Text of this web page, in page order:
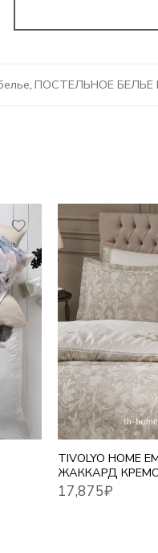
, ПОСТЕЛЬНОЕ БЕЛЬЕ
TIVOLYO HOME
ЖАККАРД
17,875₽